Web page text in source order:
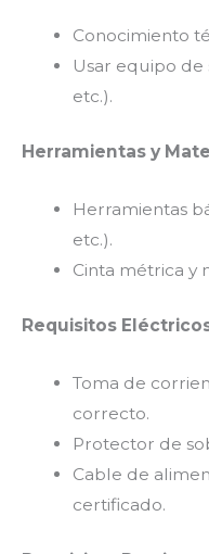
Conocimiento
Usar equipo de
etc.).
Herramientas y
Herramientas
etc.).
Cinta métrica y
Requisitos
Toma de
correcto.
Protector de
Cable de
certificado.